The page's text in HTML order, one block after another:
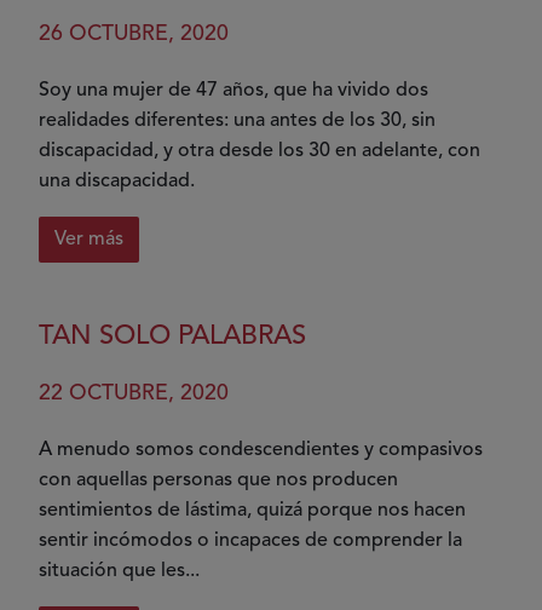
26 OCTUBRE, 2020
Soy una mujer de 47 años, que ha vivido dos
realidades diferentes: una antes de los 30, sin
discapacidad, y otra desde los 30 en adelante, con
una discapacidad.
Ver más
sobre
pude
vez,
siempre
TAN SOLO PALABRAS
22 OCTUBRE, 2020
A menudo somos condescendientes y compasivos
con aquellas personas que nos producen
sentimientos de lástima, quizá porque nos hacen
sentir incómodos o incapaces de comprender la
situación que les...